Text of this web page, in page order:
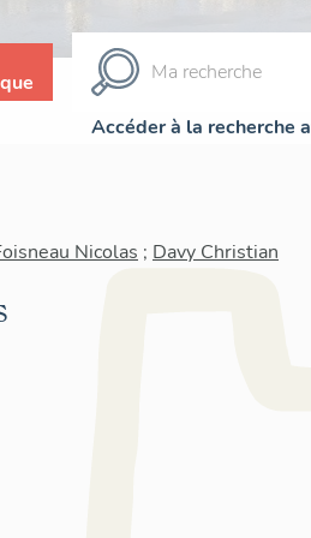
Accéder à la recherche
Nicolas ; Davy Christian